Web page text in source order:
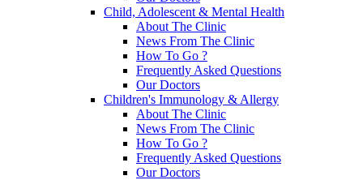
Child, Adolescent & Mental Health
About The Clinic
News From The Clinic
How To Go ?
Frequently Asked Questions
Our Doctors
Children's Immunology & Allergy
About The Clinic
News From The Clinic
How To Go ?
Frequently Asked Questions
Our Doctors